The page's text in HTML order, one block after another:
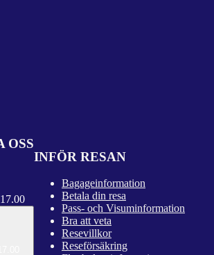
OSS
INFÖR RESAN
Bagageinformation
Betala din resa
Pass- och Visuminformation
Bra att veta
Resevillkor
Reseförsäkring